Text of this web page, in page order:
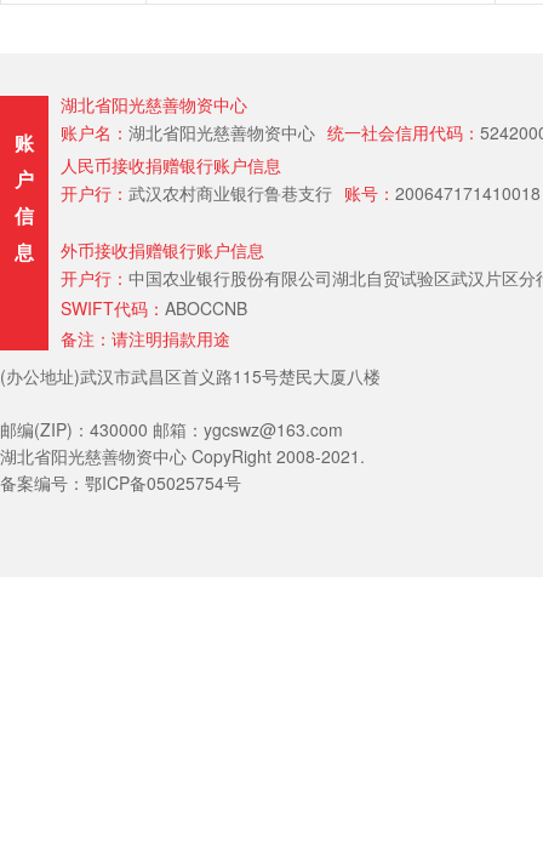
账
户
信
息
湖北省阳光慈善物资中心
账户名： 湖北省阳光慈善物资中心 统一社会信用代码：
人民币接收捐赠银行账户信息
开户行： 武汉农村商业银行鲁巷支行 账号： 200647171410018
外币接收捐赠银行账户信息
开户行： 中国农业银行股份有限公司湖北自贸试验区武汉片区
SWIFT代码： ABOCCNB
备注：请注明捐款用途
(办公地址)武汉市武昌区首义路115号楚民大厦八楼
邮编(ZIP)：430000 邮箱：ygcswz@163.com
湖北省阳光慈善物资中心 CopyRight 2008-2021.
备案编号：鄂ICP备05025754号